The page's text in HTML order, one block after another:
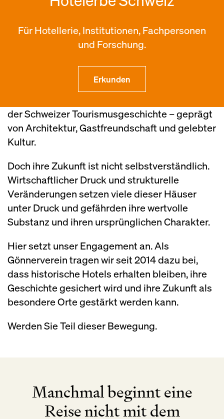
Für Hotellerie, Institutionen, Fachpersonen
und Forschung.
Erkunden
Hotelgeschichte schreiben!
der Schweizer Tourismusgeschichte – geprägt
von Architektur, Gastfreundschaft und gelebter
Kultur.
Doch ihre Zukunft ist nicht selbstverständlich.
Wirtschaftlicher Druck und strukturelle
Veränderungen setzen viele dieser Häuser
unter Druck und gefährden ihre wertvolle
Substanz und ihren ursprünglichen Charakter.
Hier setzt unser Engagement an. Als
Gönnerverein tragen wir seit 2014 dazu bei,
dass historische Hotels erhalten bleiben, ihre
Geschichte gesichert wird und ihre Zukunft als
besondere Orte gestärkt werden kann.
Werden Sie Teil dieser Bewegung.
Manchmal beginnt eine
Reise nicht mit dem